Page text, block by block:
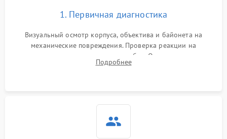
1. Первичная диагностика
Визуальный осмотр корпуса, объектива и байонета на
механические повреждения. Проверка реакции на
включение, считывание кодов ошибок. Оценка состояния
матрицы и затвора, проверка работы автофокуса и вспышки.
Подробнее